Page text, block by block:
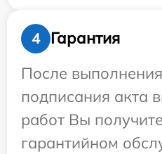
4
Гарантия
После
подписания акта
работ Вы
гарантийном